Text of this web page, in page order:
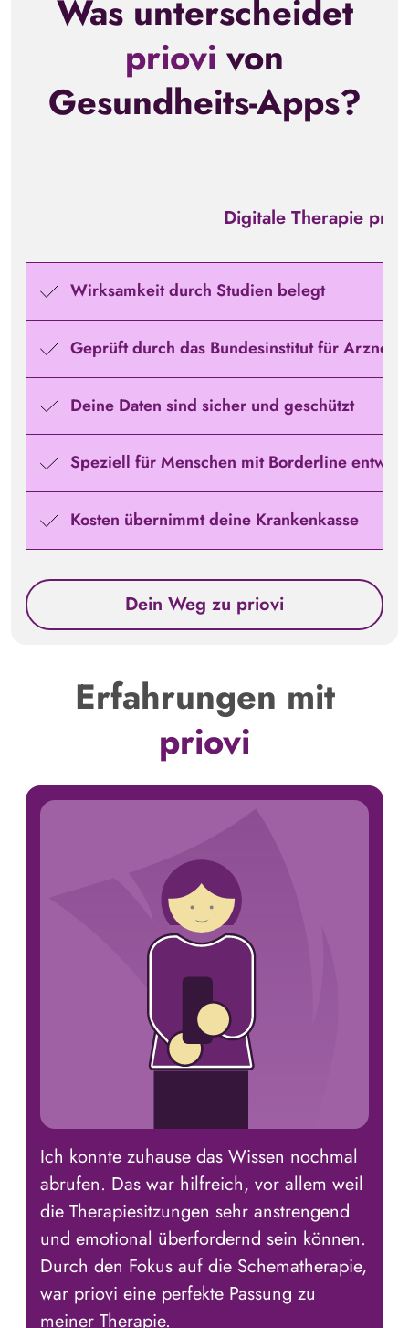
Was unterscheidet
priovi von
Gesundheits-Apps?
Digitale Therapie
Wirksamkeit durch Studien belegt
Geprüft durch das Bundesinstitut für
Deine Daten sind sicher und geschützt
Speziell für Menschen mit Borderline
Kosten übernimmt deine Krankenkasse
Dein Weg zu priovi
Erfahrungen mit
priovi
Ich konnte zuhause das Wissen nochmal
abrufen. Das war hilfreich, vor allem weil
die Therapiesitzungen sehr anstrengend
und emotional überfordernd sein können.
Durch den Fokus auf die Schematherapie,
war priovi eine perfekte Passung zu
meiner Therapie.